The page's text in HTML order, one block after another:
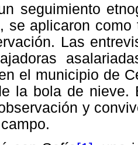
seguimiento
se aplicaron
Las
el municipio de
la bola de nieve.
y